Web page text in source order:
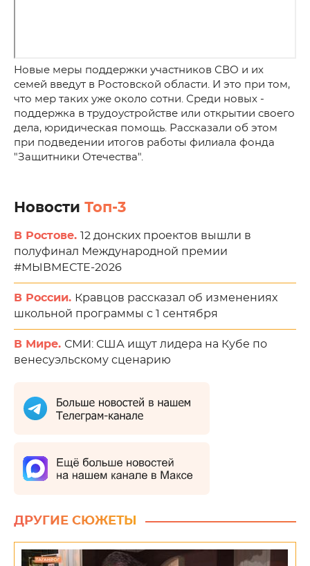
Новые меры поддержки участников СВО и их
семей введут в Ростовской области. И это при том,
что мер таких уже около сотни. Среди новых -
поддержка в трудоустройстве или открытии своего
дела, юридическая помощь. Рассказали об этом
при подведении итогов работы филиала фонда
"Защитники Отечества".
Новости Топ-3
В Ростове. 12 донских проектов вышли в
полуфинал Международной премии
#МЫВМЕСТЕ-2026
В России. Кравцов рассказал об изменениях
школьной программы с 1 сентября
В Мире. СМИ: США ищут лидера на Кубе по
венесуэльскому сценарию
ДРУГИЕ СЮЖЕТЫ